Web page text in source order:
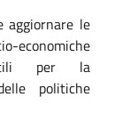
aggiornare le
economiche
utili per la
politiche